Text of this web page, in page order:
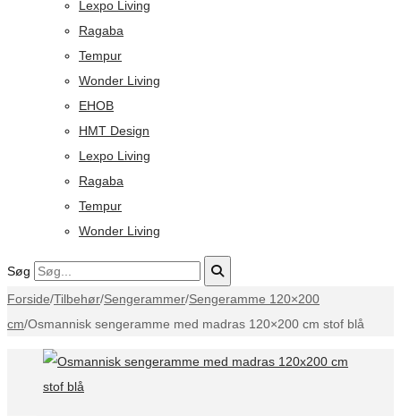
Lexpo Living
Ragaba
Tempur
Wonder Living
EHOB
HMT Design
Lexpo Living
Ragaba
Tempur
Wonder Living
Søg
Forside/Tilbehør/Sengerammer/Sengeramme 120×200
cm/Osmannisk sengeramme med madras 120×200 cm stof blå